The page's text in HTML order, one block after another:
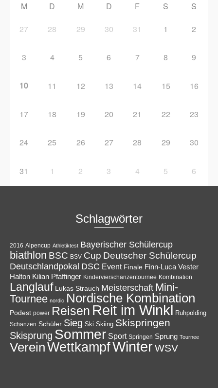
M D M D F S S
27 28 29 30 31 1 2
3 4 5 6 7 8 9
10 11 12 13 14 15 16
17 18 19 20 21 22 23
24 25 26 27 28 29 30
31 1 2 3 4 5 6
Schlagwörter
2016 Alpencup Athletiktest Bayerischer Schülercup
biathlon BSC BSV Cup Deutscher Schülercup
Deutschlandpokal DSC Event Finale Finn-Luca Vester
Halton Kilian Pfaffinger Kindervierschanzentournee Kombination
Langlauf Lukas Strauch Meisterschaft Mini-
Tournee nordic Nordische Kombination
Podest power Reisen Reit im Winkl Ruhpolding
Schanzen Schüler Sieg Ski Skiing Skispringen
Skisprung Sommer Sport Springen Sprung Tournee
VereinWettkampfWinterWSV